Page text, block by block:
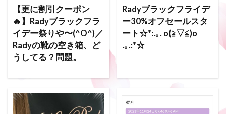
【更に割引クーポン
🔥】Radyブラックフラ
イデー祭りや〜(^O^)／
Radyの靴の空き箱、ど
うしてる？問題。
Radyブラックフライデ
ー30%オフセールスタ
ート☆*:.｡. o(≧▽≦)o
.｡.:*☆